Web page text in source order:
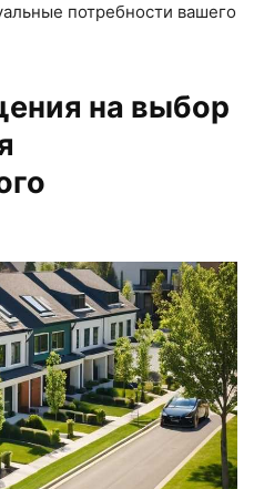
потребности вашего
на выбор